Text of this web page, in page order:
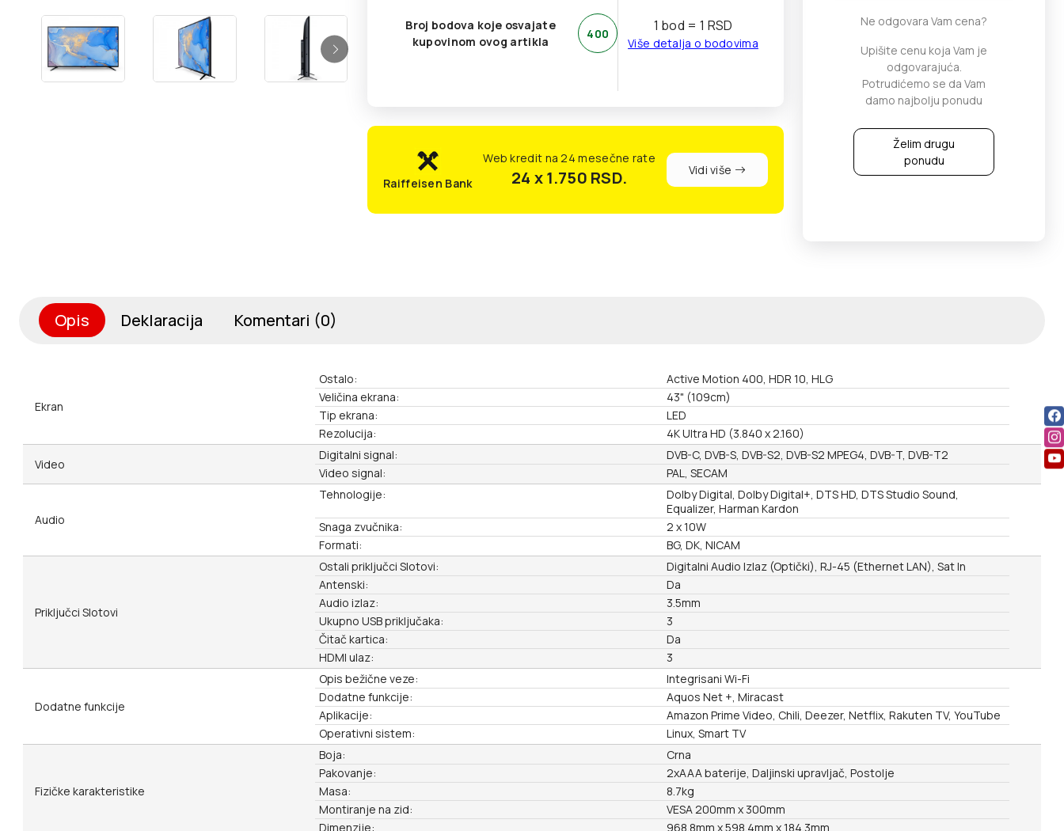
Broj bodova koje osvajate
kupovinom ovog artikla
400 1 bod = 1 RSD
Više detalja o bodovima
Raiffeisen Bank
Web kredit na 24 mesečne rate
24 x 1.750 RSD. Vidi više
Ne odgovara Vam cena?
Upišite cenu koja Vam je
odgovarajuća.
Potrudićemo se da Vam
damo najbolju ponudu
Želim drugu
ponudu
Opis Deklaracija Komentari (0)
Ekran
Ostalo:
Active Motion 400, HDR 10, HLG
Veličina ekrana:
43" (109cm)
Tip ekrana:
LED
Rezolucija:
4K Ultra HD (3.840 x 2.160)
Video
Digitalni signal:
DVB-C, DVB-S, DVB-S2, DVB-S2 MPEG4, DVB-T, DVB-T2
Video signal:
PAL, SECAM
Audio
Tehnologije:
Dolby Digital, Dolby Digital+, DTS HD, DTS Studio Sound,
Equalizer, Harman Kardon
Snaga zvučnika:
2 x 10W
Formati:
BG, DK, NICAM
Priključci Slotovi
Ostali priključci Slotovi:
Digitalni Audio Izlaz (Optički), RJ-45 (Ethernet LAN), Sat In
Antenski:
Da
Audio izlaz:
3.5mm
Ukupno USB priključaka:
3
Čitač kartica:
Da
HDMI ulaz:
3
Dodatne funkcije
Opis bežične veze:
Integrisani Wi-Fi
Dodatne funkcije:
Aquos Net +, Miracast
Aplikacije:
Amazon Prime Video, Chili, Deezer, Netflix, Rakuten TV, YouTube
Operativni sistem:
Linux, Smart TV
Fizičke karakteristike
Boja:
Crna
Pakovanje:
2xAAA baterije, Daljinski upravljač, Postolje
Masa:
8.7kg
Montiranje na zid:
VESA 200mm x 300mm
Dimenzije:
968.8mm x 598.4mm x 184.3mm